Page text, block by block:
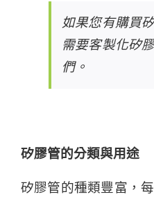
如果您有購買
需要客製化矽
們。
矽膠管的分類與用途
矽膠管的種類豐富，